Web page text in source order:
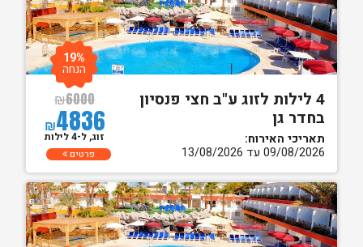
4 לילות לזוג ע"ב חצי פנסיון
בחדר גן
תאריכי האירוח:
09/08/2026 עד 13/08/2026
₪6000
₪4836
19%
הנחה
זוג, ל-4 לילות
פרטים